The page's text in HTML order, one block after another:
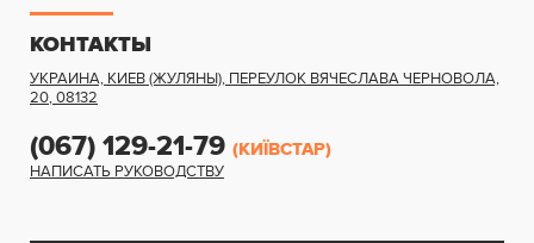
КОНТАКТЫ
УКРАИНА, КИЕВ (ЖУЛЯНЫ), ПЕРЕУЛОК ВЯЧЕСЛАВА ЧЕРНОВОЛА,
20,08132
(067) 129-21-79 (КИЇВСТАР)
НАПИСАТЬ РУКОВОДСТВУ